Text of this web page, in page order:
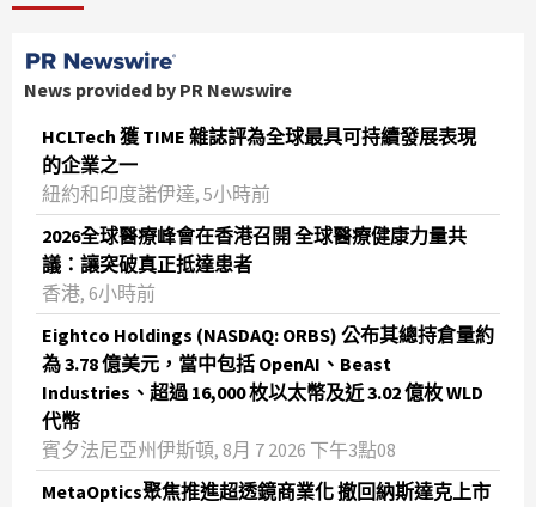
News provided by PR Newswire
HCLTech 獲 TIME 雜誌評為全球最具可持續發展表現
的企業之一
紐約和印度諾伊達, 5小時前
2026全球醫療峰會在香港召開 全球醫療健康力量共
議：讓突破真正抵達患者
香港, 6小時前
Eightco Holdings (NASDAQ: ORBS) 公布其總持倉量約
為 3.78 億美元，當中包括 OpenAI、Beast
Industries、超過 16,000 枚以太幣及近 3.02 億枚 WLD
代幣
賓夕法尼亞州伊斯頓, 8月 7 2026 下午3點08
MetaOptics聚焦推進超透鏡商業化 撤回納斯達克上市